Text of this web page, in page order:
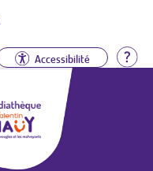
Accessibilité